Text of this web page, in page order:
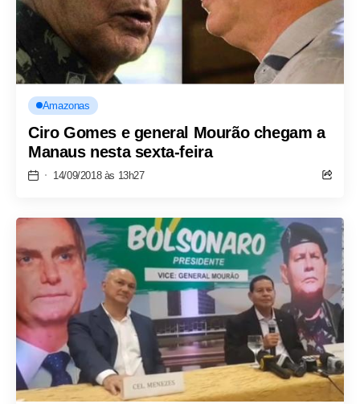
Amazonas
Ciro Gomes e general Mourão chegam a
Manaus nesta sexta-feira
14/09/2018 às 13h27